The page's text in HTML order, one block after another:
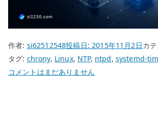
作者: si62512548投稿日:2015年11月2日カ
タグ: chrony, Linux, NTP, ntpd, systemd-
NTP
コメントはまだありません